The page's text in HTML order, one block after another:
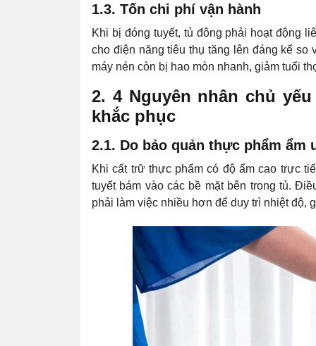
1.3. Tốn chi phí vận hành
Khi bị đóng tuyết, tủ đông phải hoạt động
cho điện năng tiêu thụ tăng lên đáng kể
máy nén còn bị hao mòn nhanh, giảm tuổi
2. 4 Nguyên nhân chủ
khắc phục
2.1. Do bảo quản thực phẩm ẩm
Khi cất trữ thực phẩm có độ ẩm cao trực
tuyết bám vào các bề mặt bên trong tủ.
phải làm việc nhiều hơn để duy trì nhiệt độ,